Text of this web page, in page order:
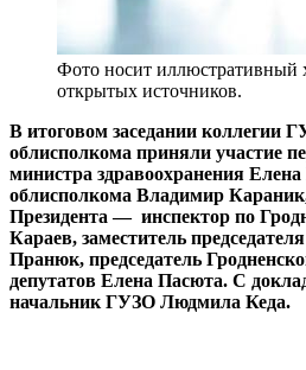
Фото носит иллюстративный
открытых источников.
В итоговом заседании коллегии
облисполкома приняли участие
министра здравоохранения
облисполкома Владимир
Президента — инспектор по
Караев, заместитель
Пранюк, председатель
депутатов Елена Пасюта. С
начальник ГУЗО Людмила Кеда.